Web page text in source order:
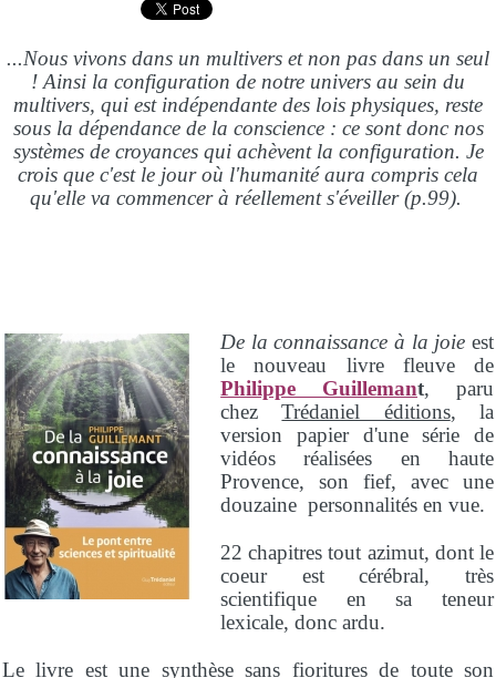
...Nous vivons dans un multivers et non pas dans un seul
! Ainsi la configuration de notre univers au sein du
multivers, qui est indépendante des lois physiques, reste
sous la dépendance de la conscience : ce sont donc nos
systèmes de croyances qui achèvent la configuration. Je
crois que c'est le jour où l'humanité aura compris cela
qu'elle va commencer à réellement s'éveiller (p.99).
De la connaissance à la joie est
le nouveau livre fleuve de
Philippe Guillemant, paru
chezTrédaniel éditions, la
version papier d'une série de
vidéos réalisées en haute
Provence, son fief, avec une
douzaine personnalités en vue.
22 chapitres tout azimut, dont le
coeur est cérébral, très
scientifique en sa teneur
lexicale, donc ardu.
Le livre est une synthèse sans fioritures de toute son